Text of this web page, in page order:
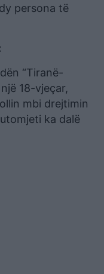
persona të
“Tiranë-
18-vjeçar,
mbi drejtimin
ka dalë